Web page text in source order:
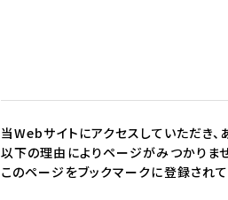
当Webサイトにアクセスしていただき、
以下の理由によりページがみつかりま
このページをブックマークに登録され